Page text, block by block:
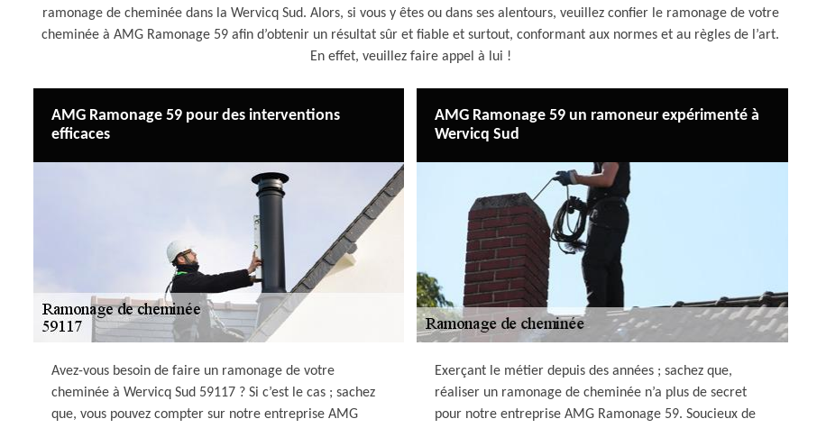
ramonage de cheminée dans la Wervicq Sud. Alors, si vous y êtes ou dans ses alentours, veuillez confier le ramonage de votre
cheminée à AMG Ramonage 59 afin d’obtenir un résultat sûr et fiable et surtout, conformant aux normes et au règles de l’art.
En effet, veuillez faire appel à lui !
AMG Ramonage 59 pour des interventions
efficaces
Avez-vous besoin de faire un ramonage de votre
cheminée à Wervicq Sud 59117 ? Si c’est le cas ; sachez
que, vous pouvez compter sur notre entreprise AMG
AMG Ramonage 59 un ramoneur expérimenté à
Wervicq Sud
Exerçant le métier depuis des années ; sachez que,
réaliser un ramonage de cheminée n’a plus de secret
pour notre entreprise AMG Ramonage 59. Soucieux de